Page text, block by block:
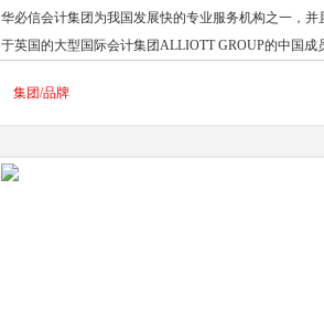
华必信会计集团为我国发展快的专业服务机构之一，并
于英国的大型国际会计集团ALLIOTT GROUP的中国成
2004年8月期（中国注册会计师）引用ACCA协会的的权
集团/品牌